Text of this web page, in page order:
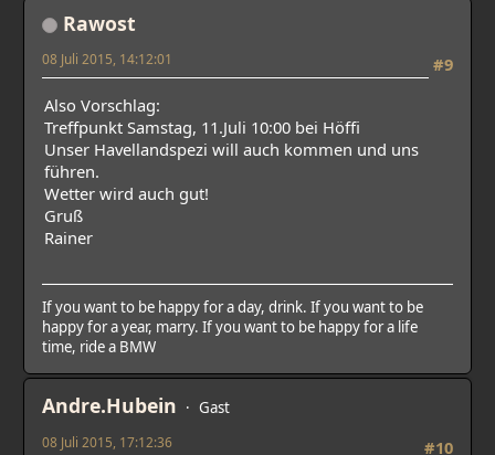
Rawost
#9
08 Juli 2015, 14:12:01
Also Vorschlag:
Treffpunkt Samstag, 11.Juli 10:00 bei Höffi
Unser Havellandspezi will auch kommen und uns
führen.
Wetter wird auch gut!
Gruß
Rainer
If you want to be happy for a day, drink. If you want to be
happy for a year, marry. If you want to be happy for a life
time, ride a BMW
Andre.Hubein Gast
#10
08 Juli 2015, 17:12:36